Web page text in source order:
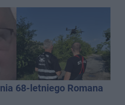
68-letniego Romana